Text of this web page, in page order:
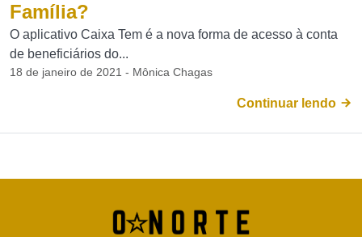
Família?
O aplicativo Caixa Tem é a nova forma de acesso à conta
de beneficiários do...
18 de janeiro de 2021 - Mônica Chagas
Continuar lendo